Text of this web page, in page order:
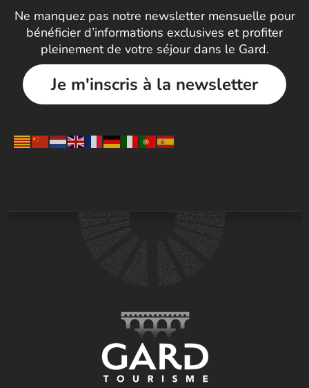
Ne manquez pas notre newsletter mensuelle pour
bénéficier d’informations exclusives et profiter
pleinement de votre séjour dans le Gard.
Je m'inscris à la newsletter